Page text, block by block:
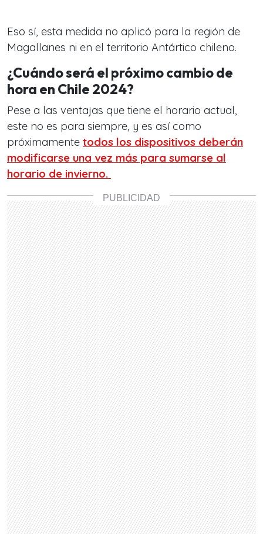
Eso sí, esta medida no aplicó para la región de
Magallanes ni en el territorio Antártico chileno.
¿Cuándo será el próximo cambio de
hora en Chile 2024?
Pese a las ventajas que tiene el horario actual,
este no es para siempre, y es así como
próximamente todos los dispositivos deberán
modificarse una vez más para sumarse al
horario de invierno.